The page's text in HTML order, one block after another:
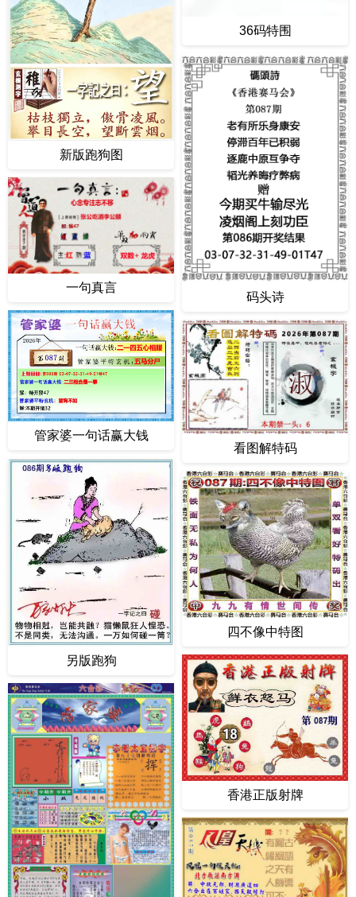
新版跑狗图
一句真言
管家婆一句话赢大钱
另版跑狗
36码特围
码头诗
看图解特码
四不像中特图
香港正版射牌